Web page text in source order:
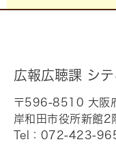
広報広聴課 シ
〒596-8510 大阪
岸和田市役所新館2
Tel：072-423-